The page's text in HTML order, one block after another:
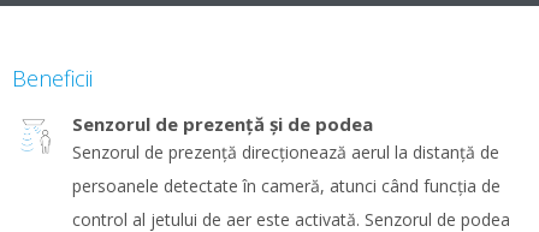
Beneficii
Senzorul de prezenţă şi de podea
Senzorul de prezenţă direcţionează aerul la distanţă de
persoanele detectate în cameră, atunci când funcţia de
control al jetului de aer este activată. Senzorul de podea